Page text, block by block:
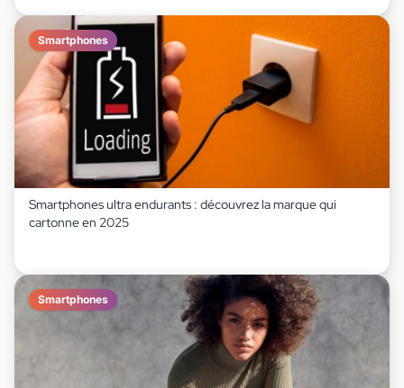
Smartphones
Smartphones ultra endurants : découvrez la marque qui
cartonne en 2025
Smartphones